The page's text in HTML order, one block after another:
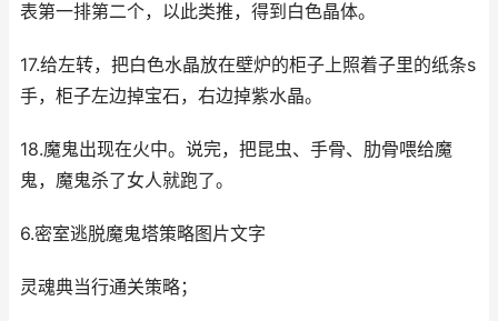
表第一排第二个，以此类推，得到白色晶体。
17.给左转，把白色水晶放在壁炉的柜子上照着子里的纸条s
手，柜子左边掉宝石，右边掉紫水晶。
18.魔鬼出现在火中。说完，把昆虫、手骨、肋骨喂给魔
鬼，魔鬼杀了女人就跑了。
6.密室逃脱魔鬼塔策略图片文字
灵魂典当行通关策略；